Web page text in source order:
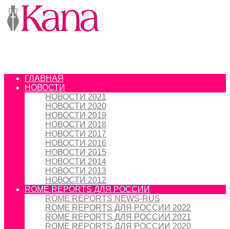
ГЛАВНАЯ
НОВОСТИ
НОВОСТИ 2021
НОВОСТИ 2020
НОВОСТИ 2019
НОВОСТИ 2018
НОВОСТИ 2017
НОВОСТИ 2016
НОВОСТИ 2015
НОВОСТИ 2014
НОВОСТИ 2013
НОВОСТИ 2012
ROME REPORTS ДЛЯ РОССИИ
ROME REPORTS NEWS-RUS
ROME REPORTS ДЛЯ РОССИИ 2022
ROME REPORTS ДЛЯ РОССИИ 2021
ROME REPORTS ДЛЯ РОССИИ 2020